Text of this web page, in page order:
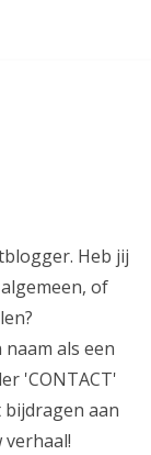
Heb jij
of
als een
'CONTACT'
aan